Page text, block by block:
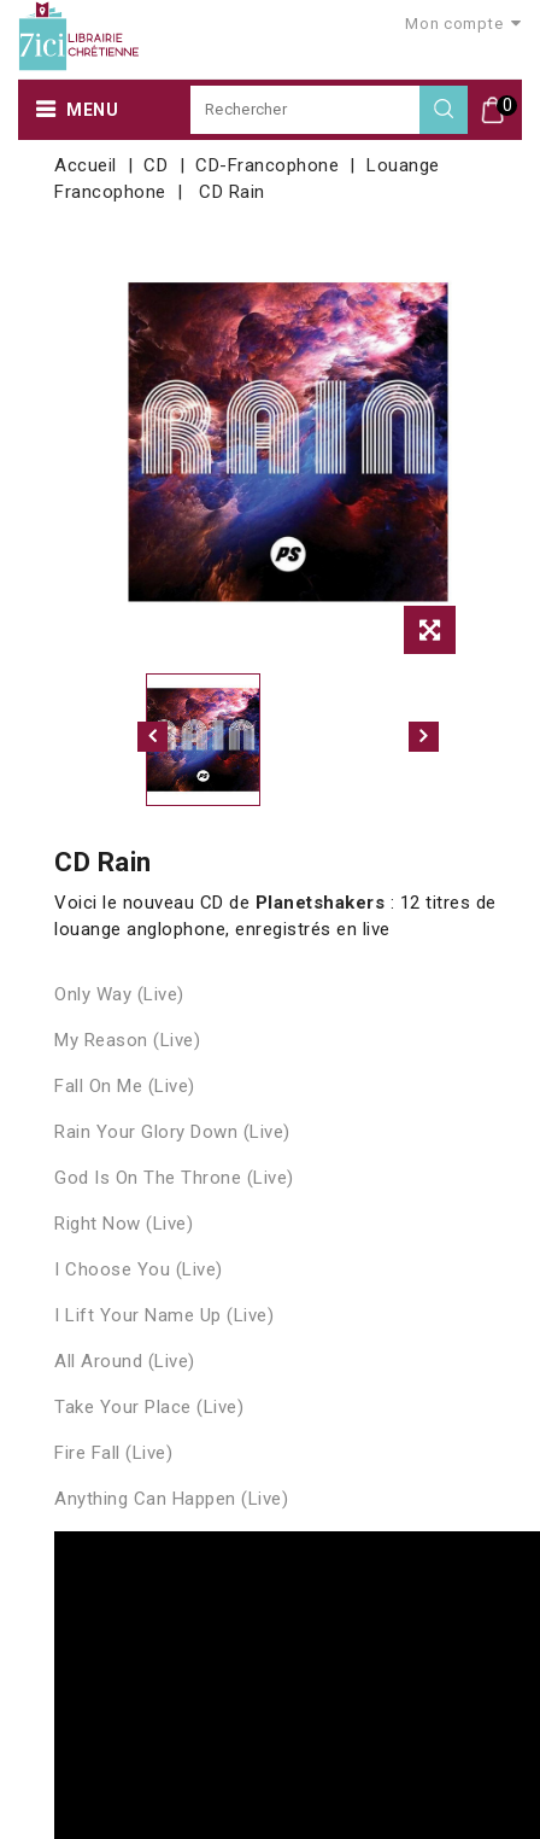
Mon compte
0
MENU
Accueil CD CD-Francophone
Louange
Francophone
CD Rain
CD Rain
Voici le nouveau CD de Planetshakers : 12 titres de
louange anglophone, enregistrés en live
Only Way (Live)
My Reason (Live)
Fall On Me (Live)
Rain Your Glory Down (Live)
God Is On The Throne (Live)
Right Now (Live)
I Choose You (Live)
I Lift Your Name Up (Live)
All Around (Live)
Take Your Place (Live)
Fire Fall (Live)
Anything Can Happen (Live)